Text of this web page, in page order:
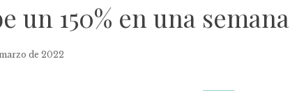
un 150% en una semana
de 2022